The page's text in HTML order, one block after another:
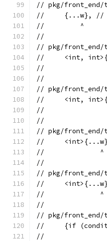
// pkg/front_end/
//     {...w}, //
//         ^
//
// pkg/front_end/
//     <int,
//
//
// pkg/front_end/
//     <int,
//
//
// pkg/front_end/
//
//              ^
//
// pkg/front_end/
//
//              ^
//
// pkg/front_end/
//     {if
//